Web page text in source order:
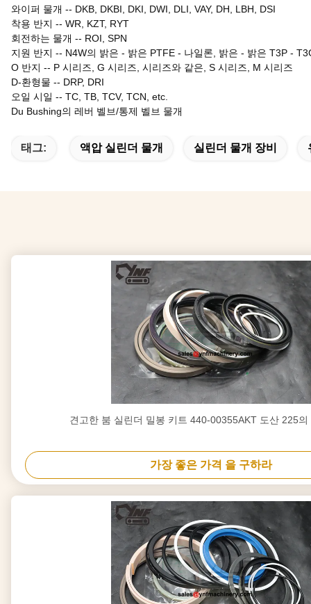
와이퍼 물개 -- DKB, DKBI, DKI, DWI, DLI, VAY, DH, LBH, DSI
착용 반지 -- WR, KZT, RYT
회전하는 물개 -- ROI, SPN
지원 반지 -- N4W의 밝은 - 밝은 PTFE - 나일론, 밝은 - 밝은 T3P -
O 반지 -- P 시리즈, G 시리즈, 시리즈와 같은, S 시리즈, M 시리즈
D-환형물 -- DRP, DRI
오일 시일 -- TC, TB, TCV, TCN, etc.
Du Bushing의 레버 벨브/통제 벨브 물개
태그: 액압 실린더 물개 실린더 물개 장비
견고한 붐 실린더 밀봉 키트 440-00355AKT 도산 225의
가장 좋은 가격 을 구하라